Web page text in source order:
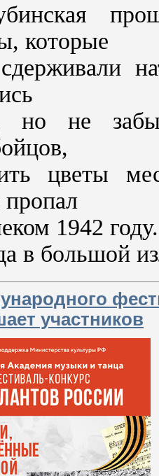
которые
но не
цветы
1942 году.
в большой
участников